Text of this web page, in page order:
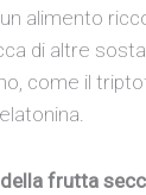
alimento
di altre
come il
frutta